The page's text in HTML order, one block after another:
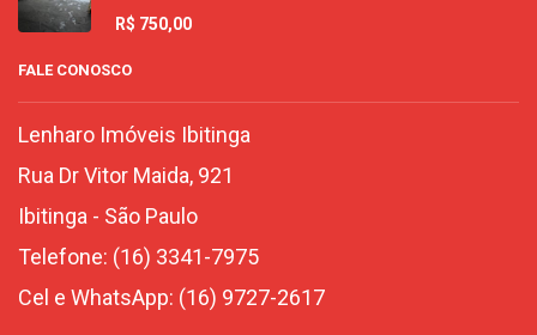
R$ 750,00
FALE CONOSCO
Lenharo Imóveis Ibitinga
Rua Dr Vitor Maida, 921
Ibitinga - São Paulo
Telefone: (16) 3341-7975
Cel e WhatsApp: (16) 9727-2617